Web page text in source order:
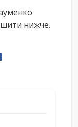
нижче.